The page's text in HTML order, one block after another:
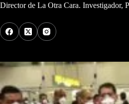
Director de La Otra Cara. Investigador,